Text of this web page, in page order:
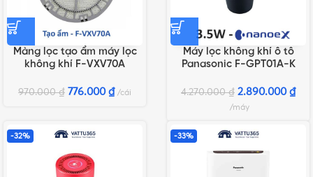
Màng lọc tạo ẩm máy lọc
không khí F-VXV70A
970.000₫ 776.000 ₫ cái
Máy lọc không khí ô tô
Panasonic F-GPT01A-K
4.270.000₫ 2.890.000 ₫
máy
-32% -33%